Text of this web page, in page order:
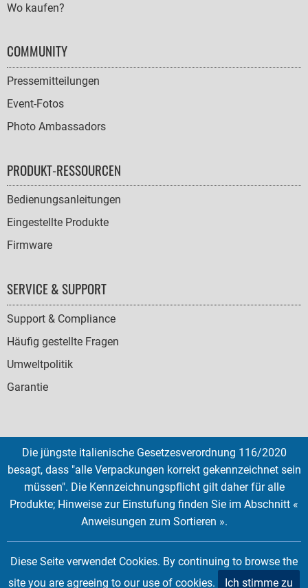
Wo kaufen?
COMMUNITY
Pressemitteilungen
Event-Fotos
Photo Ambassadors
PRODUKT-RESSOURCEN
Bedienungsanleitungen
Eingestellte Produkte
Firmware
SERVICE & SUPPORT
Support & Compliance
Häufig gestellte Fragen
Umweltpolitik
Garantie
SOCIAL
ICONS
English French Deutsch Italian Español
Copyright © 2026 EMTEC, All rights reserved.
EMTEC® IS A REGISTERED TRADEMARK OF THE DEXXON GROUP.
Die jüngste italienische Gesetzesverordnung 116/2020
besagt, dass "alle Verpackungen korrekt gekennzeichnet sein
müssen". Die Kennzeichnungspflicht gilt daher für alle
Produkte; Hinweise zur Einstufung finden Sie im Abschnitt «
Anweisungen zum Sortieren ».
Diese Seite verwendet Cookies. By continuing to browse the
site you are agreeing to our use of cookies.
Ich stimme zu